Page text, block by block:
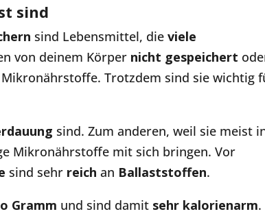
sind
sind Lebensmittel, dieviele
von deinem Körper nicht gespeichert
Trotzdem sind sie wichtig
sind. Zum anderen, weil sie meist
Mikronährstoffe mit sich bringen. Vor
sind sehr reich an Ballaststoffen.
Gramm und sind damit sehr kalorienarm.